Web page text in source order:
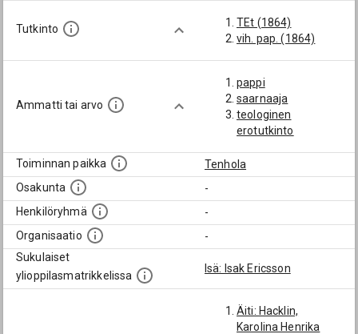
Tutkinto
TEt (1864)
vih. pap. (1864)
Ammatti tai arvo
pappi
saarnaaja
teologinen
erotutkinto
Toiminnan paikka
Tenhola
Osakunta
-
Henkilöryhmä
-
Organisaatio
-
Sukulaiset
ylioppilasmatrikkelissa
Isä: Isak Ericsson
Äiti: Hacklin,
Karolina Henrika